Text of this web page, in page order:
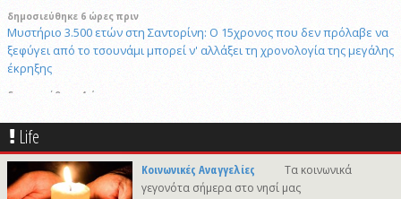
δημοσιεύθηκε 6 ώρες πριν
Μυστήριο 3.500 ετών στη Σαντορίνη: Ο 15χρονος που δεν πρόλαβε να
ξεφύγει από το τσουνάμι μπορεί ν' αλλάξει τη χρονολογία της μεγάλης
έκρηξης
δημοσιεύθηκε 4 ώρες πριν
προορισμών
7/8/2026 21:46
Γιώργος Νταλάρας «Ρεμπέτικο»: Μια μεγάλη μουσική βραδιά στο
πλαίσιο του Φεστιβάλ Ρεμπέτικου Σύρου
Life
Κοινωνικές Αναγγελίες
Τα κοινωνικά
γεγονότα σήμερα στο νησί μας